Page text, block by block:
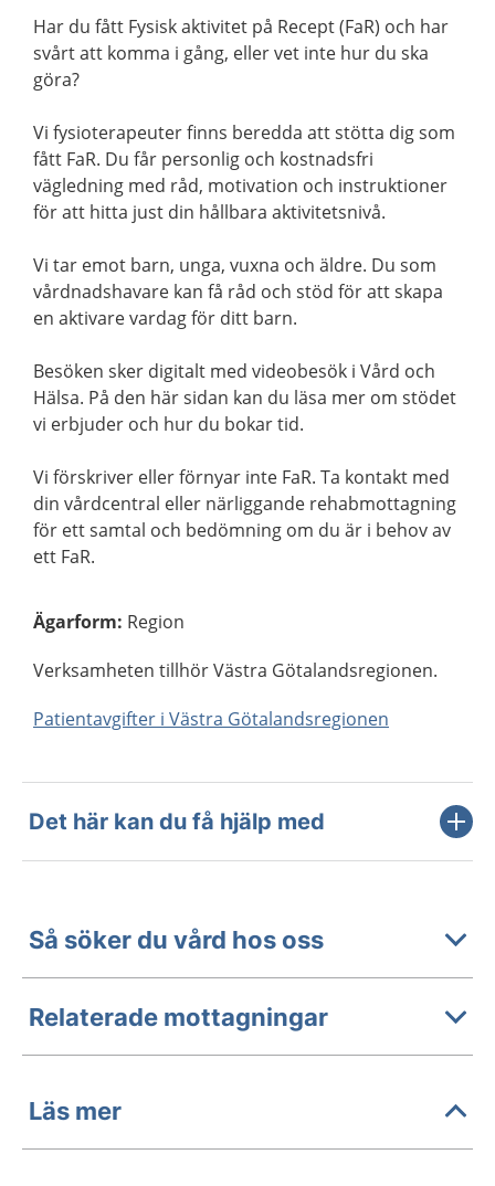
Har du fått Fysisk aktivitet på Recept (FaR) och har
svårt att komma i gång, eller vet inte hur du ska
göra?
Vi fysioterapeuter finns beredda att stötta dig som
fått FaR. Du får personlig och kostnadsfri
vägledning med råd, motivation och instruktioner
för att hitta just din hållbara aktivitetsnivå.
Vi tar emot barn, unga, vuxna och äldre. Du som
vårdnadshavare kan få råd och stöd för att skapa
en aktivare vardag för ditt barn.
Besöken sker digitalt med videobesök i Vård och
Hälsa. På den här sidan kan du läsa mer om stödet
vi erbjuder och hur du bokar tid.
Vi förskriver eller förnyar inte FaR. Ta kontakt med
din vårdcentral eller närliggande rehabmottagning
för ett samtal och bedömning om du är i behov av
ett FaR.
Ägarform: Region
Verksamheten tillhör Västra Götalandsregionen.
Patientavgifter i Västra Götalandsregionen
Det här kan du få hjälp med
Så söker du vård hos oss
Relaterade mottagningar
Läs mer